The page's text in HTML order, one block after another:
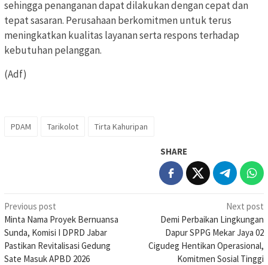
sehingga penanganan dapat dilakukan dengan cepat dan
tepat sasaran. Perusahaan berkomitmen untuk terus
meningkatkan kualitas layanan serta respons terhadap
kebutuhan pelanggan.
(Adf)
PDAM Tarikolot Tirta Kahuripan
SHARE
Post
navigation
Previous post
Minta Nama Proyek Bernuansa
Sunda, Komisi I DPRD Jabar
Pastikan Revitalisasi Gedung
Sate Masuk APBD 2026
Next post
Demi Perbaikan Lingkungan
Dapur SPPG Mekar Jaya 02
Cigudeg Hentikan Operasional,
Komitmen Sosial Tinggi